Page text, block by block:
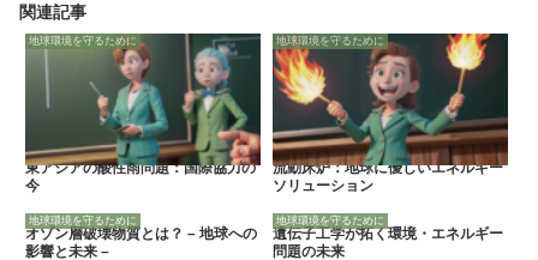
関連記事
地球環境を守るために
東アジアの酸性雨問題：国際協力の
今
地球環境を守るために
流動床炉：地球に優しいエネルギー
ソリューション
地球環境を守るために
オゾン層破壊物質とは？ – 地球への
影響と未来 –
地球環境を守るために
遺伝子工学が拓く環境・エネルギー
問題の未来